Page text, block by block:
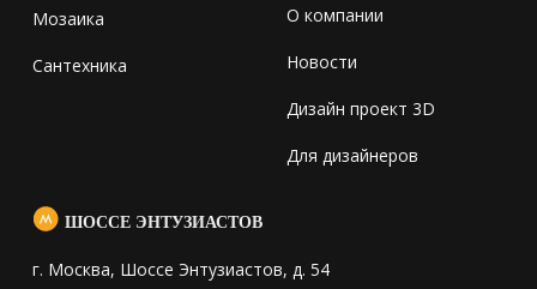
Мозаика
Сантехника
О компании
Новости
Дизайн проект 3D
Для дизайнеров
ШОССЕ ЭНТУЗИАСТОВ
г. Москва, Шоссе Энтузиастов, д. 54